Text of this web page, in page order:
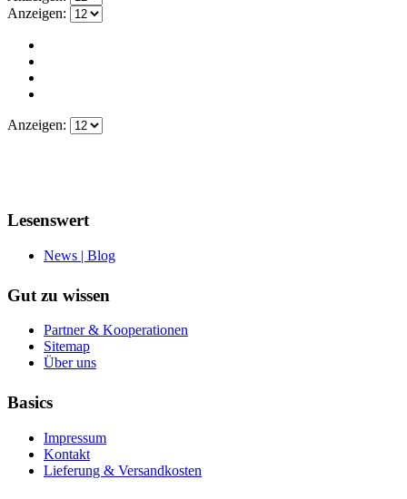
Anzeigen:
Anzeigen:
Lesenswert
News | Blog
Gut zu wissen
Partner & Kooperationen
Sitemap
Über uns
Basics
Impressum
Kontakt
Lieferung & Versandkosten